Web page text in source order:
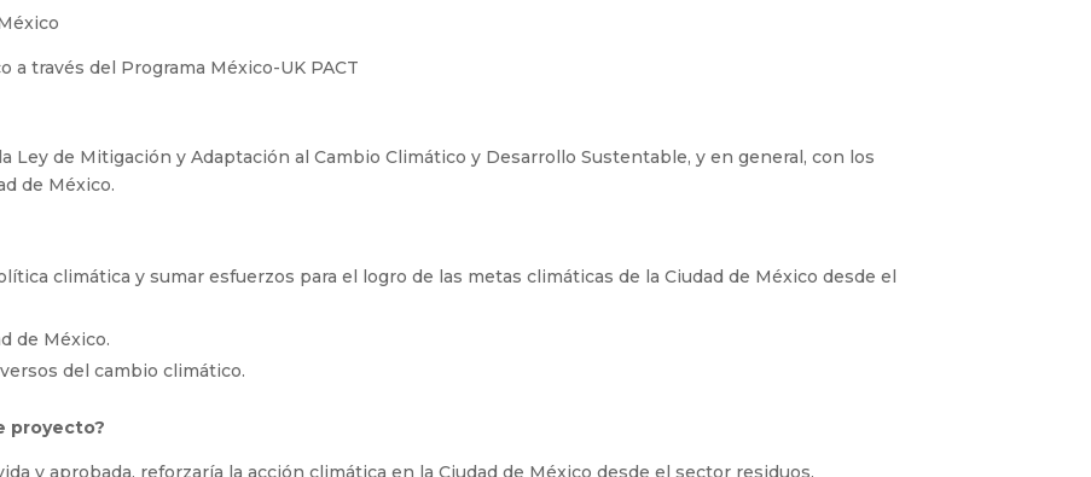
a través del Programa México-UK PACT
Ley de Mitigación y Adaptación al Cambio Climático y Desarrollo Sustentable, y en general, con los
de México.
climática y sumar esfuerzos para el logro de las metas climáticas de la Ciudad de México desde el
de México.
del cambio climático.
proyecto?
y aprobada, reforzaría la acción climática en la Ciudad de México desde el sector residuos.